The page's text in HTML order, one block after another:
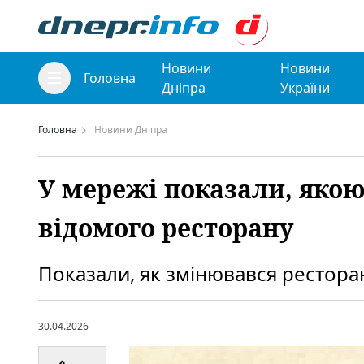
Головна
Новини
Дніпра
Новини
України
Головна Новини Дніпра
У мережі показали,
відомого ресторану
Показали, як змінювався
30.04.2026